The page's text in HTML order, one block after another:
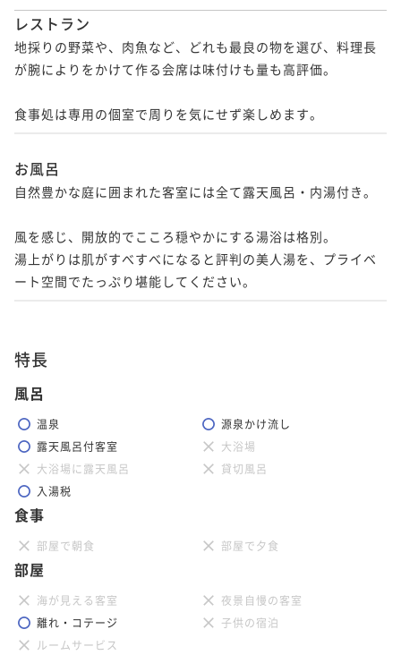
レストラン
地採りの野菜や、肉魚など、どれも最良の物を選び、料理長
が腕によりをかけて作る会席は味付けも量も高評価。
食事処は専用の個室で周りを気にせず楽しめます。
お風呂
自然豊かな庭に囲まれた客室には全て露天風呂・内湯付き。
風を感じ、開放的でこころ穏やかにする湯浴は格別。
湯上がりは肌がすべすべになると評判の美人湯を、プライベ
ート空間でたっぷり堪能してください。
特長
風呂
温泉
源泉かけ流し
露天風呂付客室
大浴場
大浴場に露天風呂
貸切風呂
入湯税
食事
部屋で朝食 部屋で夕食
部屋
海が見える客室
夜景自慢の客室
離れ・コテージ
子供の宿泊
ルームサービス